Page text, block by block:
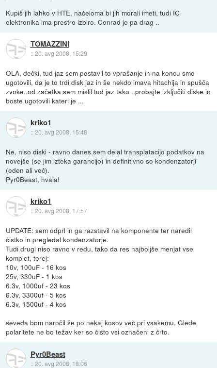
Kupiš jih lahko v HTE, načeloma bi jih morali imeti, tudi IC
elektronika ima prestro izbiro. Conrad je pa drag ..
TOMAZZINI
::20. avg 2008, 15:29
OLA, dečki, tud jaz sem postavil to vprašanje in na koncu smo
ugotovili, da je to trdi disk jaz in še nekdo imava hitachija in spušča
zvoke..od začetka sem mislil tud jaz tako ..probajte izključiti diske in
boste ugotovili kateri je ...
kriko1
::20. avg 2008, 15:48
Ne, niso diski - ravno danes sem delal transplatacijo podatkov na
novejše (se jim izteka garancijo) in definitivno so kondenzatorji
(eden ali več).
Pyr0Beast, hvala!
kriko1
::20. avg 2008, 17:57
UPDATE: sem odprl in ga razstavil na komponente ter naredil
čistko in pregledal kondenzatorje.
Tudi drugi niso ravno v redu, tako da res najboljše menjat vse
komplet, torej:
10v, 100uF - 16 kos
25v, 330uF - 1 kos
6.3v, 1000uf - 23 kos
6.3v, 3300uf - 5 kos
6.3v, 1500uf - 4 kos
seveda bom naročil še po nekaj kosov več pri vsakemu. Glede
polaritete ne bo težav ker so čisto vsi označeni z črto.
Pyr0Beast
::20. avg 2008, 18:08